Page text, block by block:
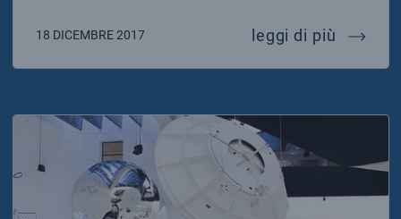
18 DICEMBRE 2017 leggi di più